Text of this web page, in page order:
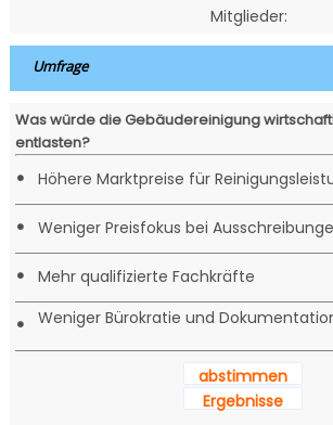
Mitglieder:
Umfrage
Was würde die Gebäudereinigung
entlasten?
• Höhere Marktpreise für
• Weniger Preisfokus bei
• Mehr qualifizierte Fachkräfte
• Weniger Bürokratie und
abstimmen
Ergebnisse